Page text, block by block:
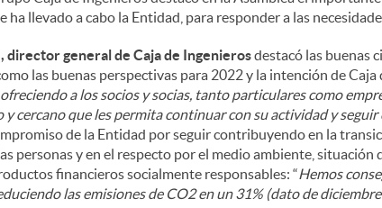
ha llevado a cabo la Entidad, para responder a las
director general de Caja de Ingenierosdestacó las buenas
las buenas perspectivas para 2022 y la intención de Caja
a los socios y socias, tanto particulares como
y cercano que les permita continuar con su actividad y seguir
de la Entidad por seguir contribuyendo en la
personas y en el respecto por el medio ambiente, situación
financieros socialmente responsables: “Hemos
las emisiones de CO2 en un 31% (dato de